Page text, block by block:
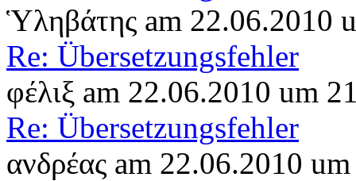
Ὑληβάτης am 22.06.2010
Re: Übersetzungsfehler
φέλιξ am 22.06.2010 um
Re: Übersetzungsfehler
ανδρέας am 22.06.2010